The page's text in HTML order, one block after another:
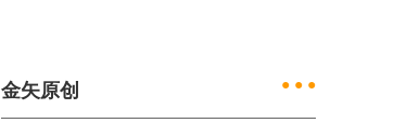
金矢原创 ● ● ●